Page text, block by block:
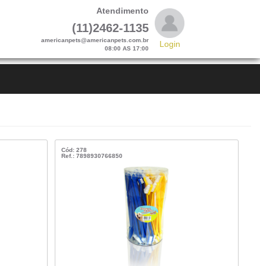
Atendimento
(11)2462-1135
americanpets@americanpets.com.br
08:00 AS 17:00
Login
Cód: 278
Ref.: 7898930766850